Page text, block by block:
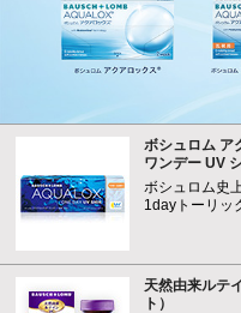
ボシュロム ア
ワンデー UV
ボシュロム史
1dayトーリッ
天然由来ルテ
ト）